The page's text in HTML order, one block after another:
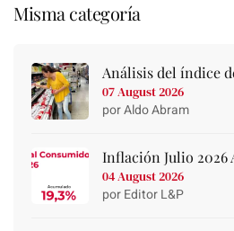
Misma categoría
Análisis del índice
07 August 2026
por Aldo Abram
Inflación Julio 2026
04 August 2026
por Editor L&P